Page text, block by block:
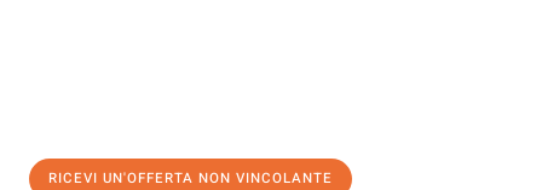
RICEVI UN'OFFERTA NON VINCOLANTE